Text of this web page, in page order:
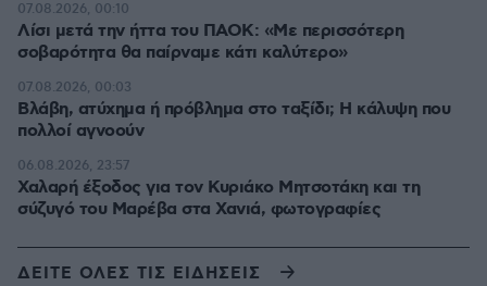
Λίσι μετά την ήττα του ΠΑΟΚ: «Με περισσότερη
σοβαρότητα θα παίρναμε κάτι καλύτερο»
07.08.2026, 00:10
Βλάβη, ατύχημα ή πρόβλημα στο ταξίδι; Η κάλυψη που
πολλοί αγνοούν
07.08.2026, 00:03
Χαλαρή έξοδος για τον Κυριάκο Μητσοτάκη και τη
σύζυγό του Μαρέβα στα Χανιά, φωτογραφίες
06.08.2026, 23:57
ΔΕΙΤΕ ΟΛΕΣ ΤΙΣ ΕΙΔΗΣΕΙΣ